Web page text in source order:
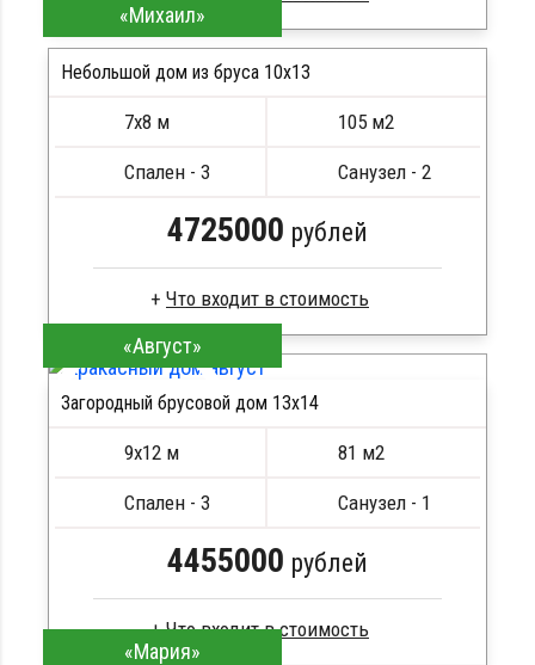
Брус камерной сушки
Стропила, балки 50х200 мм
Метизы, саморезы, гвозди
Сборка на березовые нагеля, джут
«Михаил»
Небольшой дом из бруса 10х13
7х8 м 105 м2
Спален - 3 Санузел - 2
4725000 рублей
Брус камерной сушки
Стропила, балки 50х200 мм
Кровля металлочерепица
Сборка на березовые нагеля, джут
Металлические сваи 108 диаметр
ПОДРОБНЕЕ
«Август»
Загородный брусовой дом 13х14
9х12 м 81 м2
Спален - 3 Санузел - 1
4455000 рублей
«Мария»